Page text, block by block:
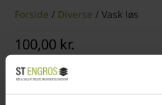
Forside / Diverse / Vask løs
100,00 kr.
KATEGORI:DIVERSE